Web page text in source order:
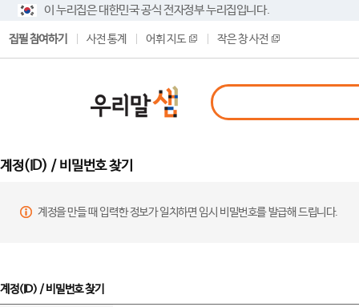
이 누리집은 대한민국 공식 전자정부 누리집입니다.
집필 참여하기 사전 통계 어휘 지도 작은 창 사전
계정(ID) / 비밀번호 찾기
계정을 만들 때 입력한 정보가 일치하면 임시 비밀번호를 발급해 드립니다.
계정(ID) / 비밀번호 찾기